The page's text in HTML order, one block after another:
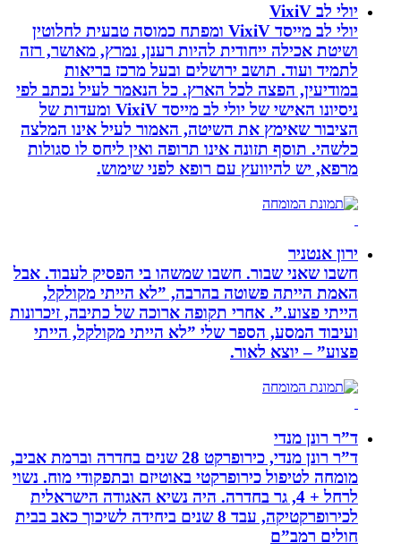
יולי לב VixiV
יולי לב מייסד VixiV ומפתח כמוסה טבעית לחלוטין
ושיטת אכילה ייחודית להיות רענן, נמרץ, מאושר, רזה
לתמיד ועוד. תושב ירושלים ובעל מרכז בריאות
במודיעין, הפצה לכל הארץ. כל הנאמר לעיל נכתב לפי
ניסיונו האישי של יולי לב מייסד VixiV ומעדות של
הציבור שאימץ את השיטה, האמור לעיל אינו המלצה
כלשהי. תוסף תזונה אינו תרופה ואין ליחס לו סגולות
מרפא, יש להיוועץ עם רופא לפני שימוש.
ירון אנטניר
חשבו שאני שבור. חשבו שמשהו בי הפסיק לעבוד. אבל
האמת הייתה פשוטה בהרבה, ”לא הייתי מקולקל,
הייתי פצוע.”. אחרי תקופה ארוכה של כתיבה, זיכרונות
ועיבוד המסע, הספר שלי ”לא הייתי מקולקל, הייתי
פצוע” – יוצא לאור.
ד”ר רונן מנדי
ד”ר רונן מנדי, כירופרקט 28 שנים בחדרה וברמת אביב,
מומחה לטיפול כירופרקטי באוטיזם ובתפקודי מוח. נשוי
לרחל + 4, גר בחדרה. היה נשיא האגודה הישראלית
לכירופרקטיקה, עבד 8 שנים ביחידה לשיכוך כאב בבית
חולים רמב”ם